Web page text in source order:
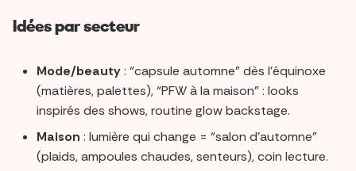
Idées par secteur
Mode/beauty: “capsule automne” dès l’équinoxe
(matières, palettes), “PFW à la maison” : looks
inspirés des shows, routine glow backstage.
Maison : lumière qui change = “salon d’automne”
(plaids, ampoules chaudes, senteurs), coin lecture.